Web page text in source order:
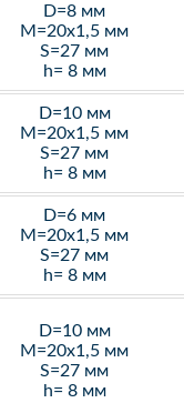
D=8 мм
M=20х1,5 мм
S=27 мм
h= 8 мм
D=10 мм
M=20х1,5 мм
S=27 мм
h= 8 мм
D=6 мм
M=20х1,5 мм
S=27 мм
h= 8 мм
D=10 мм
M=20х1,5 мм
S=27 мм
h= 8 мм